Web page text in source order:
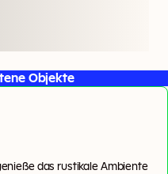
Objekte
das rustikale Ambiente